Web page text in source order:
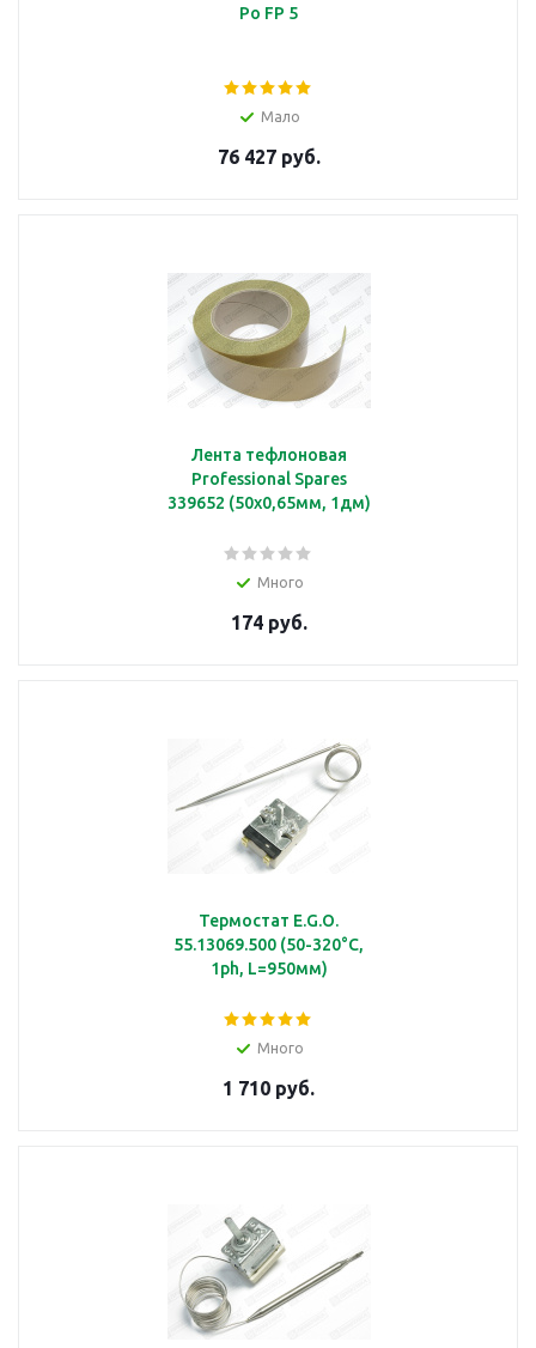
подробнее
Вентилятор
подробнее
Втулка
Po FP 5
Мало
76 427 руб.
Лента тефлоновая
Professional Spares
339652 (50x0,65мм, 1дм)
Много
174 руб.
Термостат E.G.O.
55.13069.500 (50-320°C,
1ph, L=950мм)
Много
1 710 руб.